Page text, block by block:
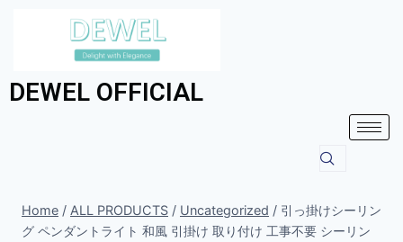
DEWEL OFFICIAL
Home / ALL PRODUCTS / Uncategorized / 引っ掛けシーリン
グ ペンダントライト 和風 引掛け 取り付け 工事不要 シーリン